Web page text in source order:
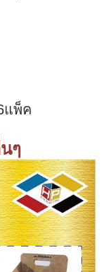
แพ็ค
ๆ